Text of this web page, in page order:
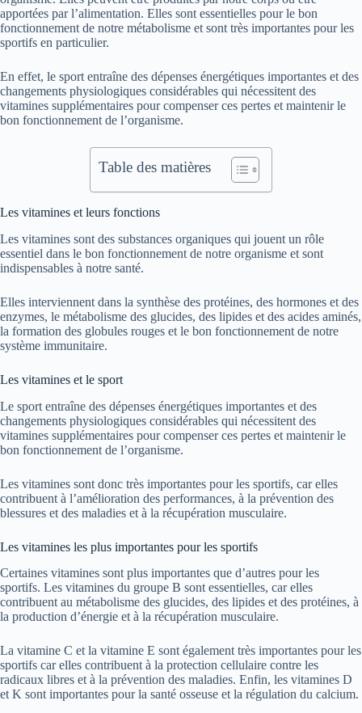
apportées par l’alimentation. Elles sont essentielles pour le bon
fonctionnement de notre métabolisme et sont très importantes pour les
sportifs en particulier.
En effet, le sport entraîne des dépenses énergétiques importantes et des
changements physiologiques considérables qui nécessitent des
vitamines supplémentaires pour compenser ces pertes et maintenir le
bon fonctionnement de l’organisme.
Table des matières
Les vitamines et leurs fonctions
Les vitamines sont des substances organiques qui jouent un rôle
essentiel dans le bon fonctionnement de notre organisme et sont
indispensables à notre santé.
Elles interviennent dans la synthèse des protéines, des hormones et des
enzymes, le métabolisme des glucides, des lipides et des acides aminés,
la formation des globules rouges et le bon fonctionnement de notre
système immunitaire.
Les vitamines et le sport
Le sport entraîne des dépenses énergétiques importantes et des
changements physiologiques considérables qui nécessitent des
vitamines supplémentaires pour compenser ces pertes et maintenir le
bon fonctionnement de l’organisme.
Les vitamines sont donc très importantes pour les sportifs, car elles
contribuent à l’amélioration des performances, à la prévention des
blessures et des maladies et à la récupération musculaire.
Les vitamines les plus importantes pour les sportifs
Certaines vitamines sont plus importantes que d’autres pour les
sportifs. Les vitamines du groupe B sont essentielles, car elles
contribuent au métabolisme des glucides, des lipides et des protéines, à
la production d’énergie et à la récupération musculaire.
La vitamine C et la vitamine E sont également très importantes pour les
sportifs car elles contribuent à la protection cellulaire contre les
radicaux libres et à la prévention des maladies. Enfin, les vitamines D
et K sont importantes pour la santé osseuse et la régulation du calcium.